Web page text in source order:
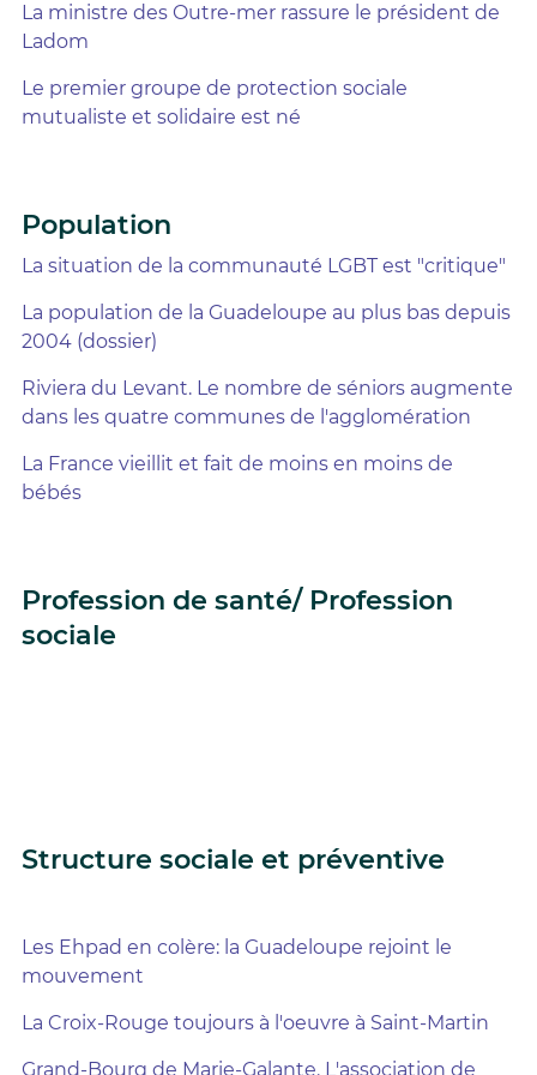
La ministre des Outre-mer rassure le président de
Ladom
Le premier groupe de protection sociale
mutualiste et solidaire est né
Population
La situation de la communauté LGBT est "critique"
La population de la Guadeloupe au plus bas depuis
2004 (dossier)
Riviera du Levant. Le nombre de séniors augmente
dans les quatre communes de l'agglomération
La France vieillit et fait de moins en moins de
bébés
Profession de santé/ Profession
sociale
Structure sociale et préventive
Les Ehpad en colère: la Guadeloupe rejoint le
mouvement
La Croix-Rouge toujours à l'oeuvre à Saint-Martin
Grand-Bourg de Marie-Galante. L'association de